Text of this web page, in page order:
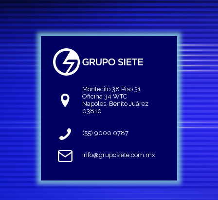
Montecito 38 Piso 31
Oficina 34 WTC
Napoles, Benito Juárez
03810
(55) 9000 0787
info@gruposiete.com.mx